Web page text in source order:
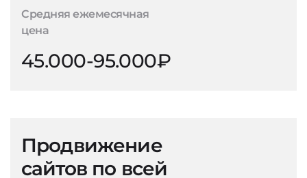
Средняя ежемесячная
цена
45.000-95.000₽
Продвижение
сайтов по всей